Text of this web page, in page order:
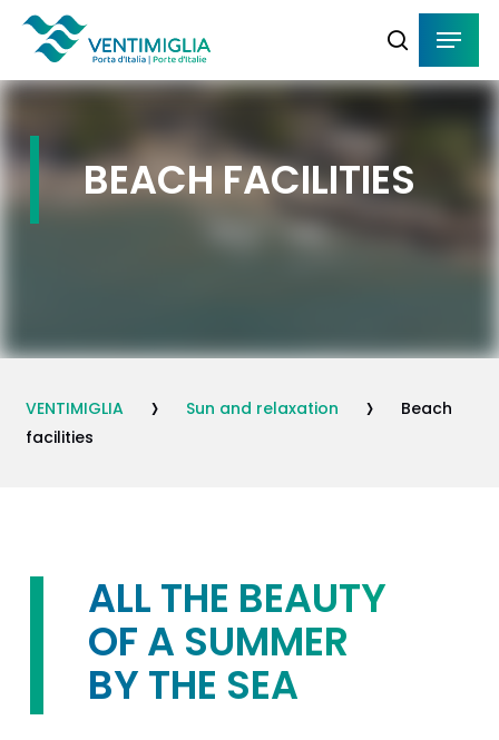
Skip
search
Menu
BEACH FACILITIES
VENTIMIGLIA › Sun and relaxation ›
Beach
facilities
ALL THE BEAUTY
OF A SUMMER
BY THE SEA
Menu